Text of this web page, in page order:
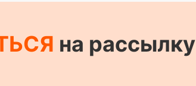
на рассылку